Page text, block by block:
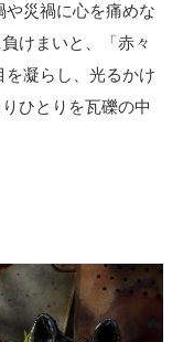
災禍に心を痛めな
けまいと、「赤々
を凝らし、光るかけ
ひとりを瓦礫の中